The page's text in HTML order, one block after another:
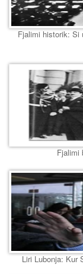
Fjalimi historik: Si
Fjalimi
Liri Lubonja: Kur